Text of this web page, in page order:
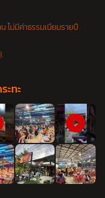
ม่มีค่าธรรมเนียมรายปี
ะทะ